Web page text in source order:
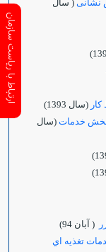
نشانی ( سال
(سال 1393)
بخش خدمات (سال
( آبان 94)
تغذيه اي
ارتباط با ریاست سازمان